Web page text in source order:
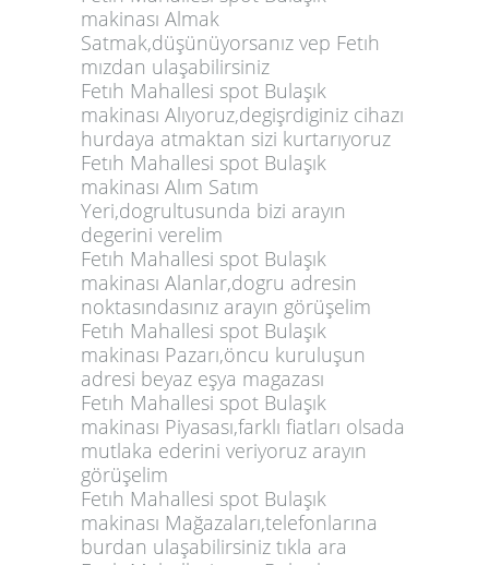
makinası Almak
Satmak,düşünüyorsanız vep Fetıh
mızdan ulaşabilirsiniz
Fetıh Mahallesi spot Bulaşık
makinası Alıyoruz,degişrdiginiz cihazı
hurdaya atmaktan sizi kurtarıyoruz
Fetıh Mahallesi spot Bulaşık
makinası Alım Satım
Yeri,dogrultusunda bizi arayın
degerini verelim
Fetıh Mahallesi spot Bulaşık
makinası Alanlar,dogru adresin
noktasındasınız arayın görüşelim
Fetıh Mahallesi spot Bulaşık
makinası Pazarı,öncu kuruluşun
adresi beyaz eşya magazası
Fetıh Mahallesi spot Bulaşık
makinası Piyasası,farklı fiatları olsada
mutlaka ederini veriyoruz arayın
görüşelim
Fetıh Mahallesi spot Bulaşık
makinası Mağazaları,telefonlarına
burdan ulaşabilirsiniz tıkla ara